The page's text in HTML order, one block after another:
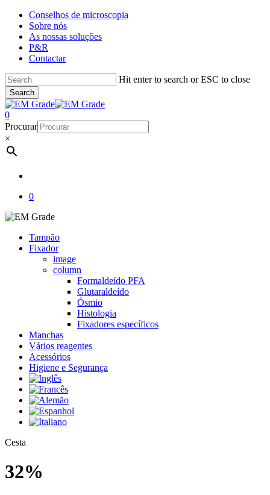
Skip
main
content
Conselhos de microscopia
Sobre nós
As nossas soluções
P&R
Contactar
Hit enter to search or ESC to close
Search
Close
Search
account
0
Menu
Procurar
×
0
Tampão
Fixador
image
column
Formaldeído PFA
Glutaraldeído
Ósmio
Histologia
Fixadores específicos
Manchas
Vários reagentes
Acessórios
Higiene e Segurança
Cesta
32%